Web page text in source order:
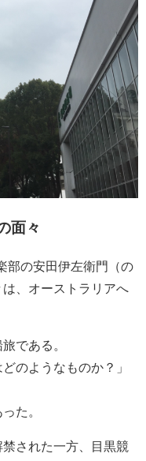
面々
部の安田伊左衛門（の
、オーストラリアへ
である。
のようなものか？」
た。
された一方、目黒競